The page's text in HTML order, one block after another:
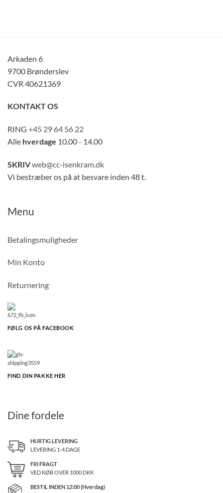
Arkaden 6
9700 Brønderslev
CVR 40621369
KONTAKT OS
RING +45 29 64 56 22
Alle hverdage 10.00 - 14.00
SKRIVweb@cc-isenkram.dk
Vi bestræber os på at besvare inden 48 t.
Menu
Betalingsmuligheder
Min Konto
Returnering
FØLG OS PÅ FACEBOOK
FIND DIN PAKKE HER
Dine fordele
HURTIG LEVERING
LEVERING 1-4 DAGE
FRI FRAGT
VED KØB OVER 1000DKK
BESTIL INDEN 12:00 (Hverdag)